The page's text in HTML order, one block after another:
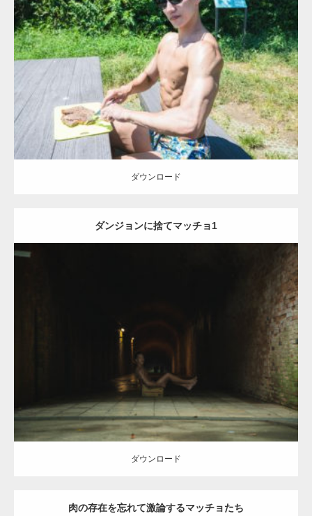
Update:2021.07.8
Category:森のマッチョ
ダウンロード
ダウンロード
ダンジョンに捨てマッチョ1
森のマッチョ 捨てマッチョ
ダウンロード
肉の存在を忘れて激論するマッチョたち
【YouTube】マッチョフリー素材メンバーが
ギネス世界記録…